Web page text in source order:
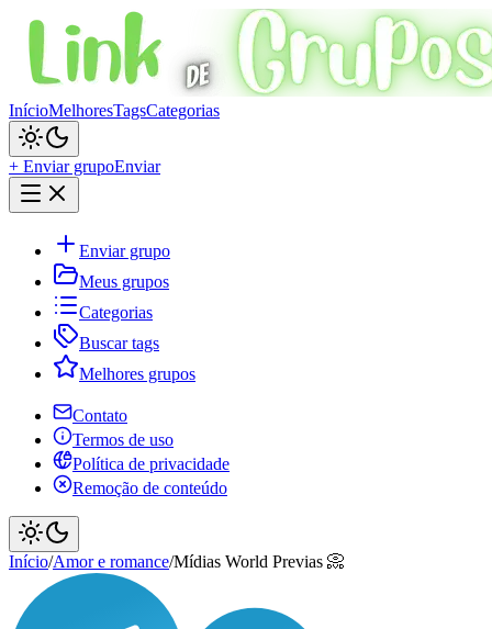
InícioMelhoresTagsCategorias
+ Enviar grupoEnviar
Enviar grupo
Meus grupos
Categorias
Buscar tags
Melhores grupos
Contato
Termos de uso
Política de privacidade
Remoção de conteúdo
Início/Amor e romance/Mídias World Previas 📀